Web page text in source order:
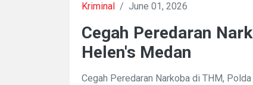
Kriminal / June 01, 2026
Cegah Peredaran
Helen's Medan
Cegah Peredaran Narkoba di THM,